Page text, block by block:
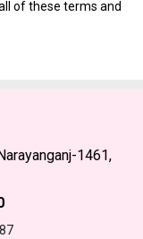
of these terms and
1461,